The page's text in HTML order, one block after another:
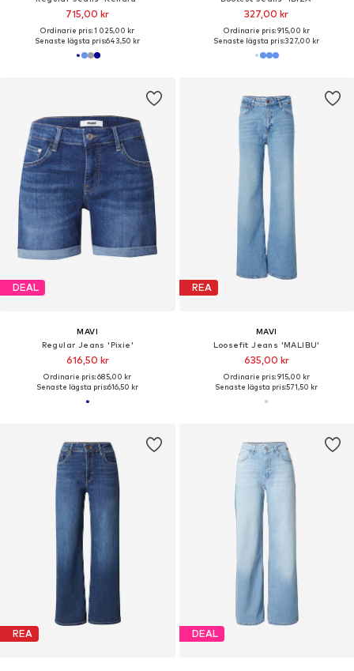
715,00 kr
Ordinarie pris: 1 025,00 kr
Senaste lägsta pris:643,50 kr
327,00 kr
Ordinarie pris: 915,00 kr
Senaste lägsta pris:327,00 kr
DEAL
MAVI
Regular Jeans 'Pixie'
616,50 kr
Ordinarie pris: 685,00 kr
Senaste lägsta pris:616,50 kr
REA
MAVI
Loosefit Jeans 'MALIBU'
635,00 kr
Ordinarie pris: 915,00 kr
Senaste lägsta pris:571,50 kr
REA DEAL